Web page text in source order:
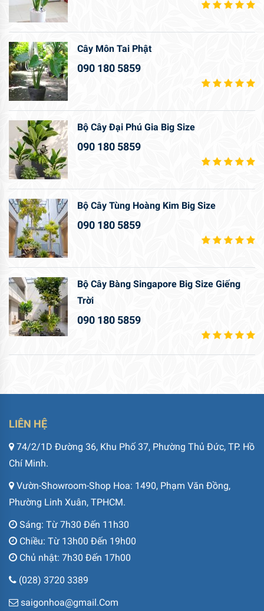
Cây Môn Tai Phật
090 180 5859
Bộ Cây Đại Phú Gia Big Size
090 180 5859
Bộ Cây Tùng Hoàng Kim Big Size
090 180 5859
Bộ Cây Bàng Singapore Big Size Giếng
Trời
090 180 5859
LIÊN HỆ
74/2/1D Đường 36, Khu Phố 37, Phường Thủ Đức, TP. Hồ
Chí Minh.
Vườn-Showroom-Shop Hoa: 1490, Phạm Văn Đồng,
Phường Linh Xuân, TPHCM.
Sáng: Từ 7h30 Đến 11h30
Chiều: Từ 13h00 Đến 19h00
Chủ nhật: 7h30 Đến 17h00
(028) 3720 3389
saigonhoa@gmail.Com